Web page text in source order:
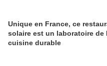
Unique en France, ce
solaire est un laboratoire de
cuisine durable